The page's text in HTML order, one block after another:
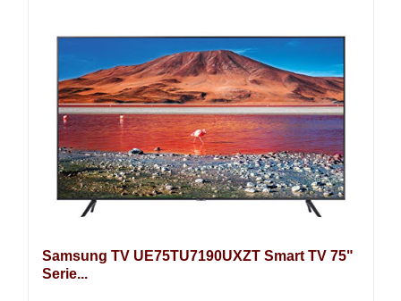
Samsung TV UE75TU7190UXZT Smart TV 75"
Serie...